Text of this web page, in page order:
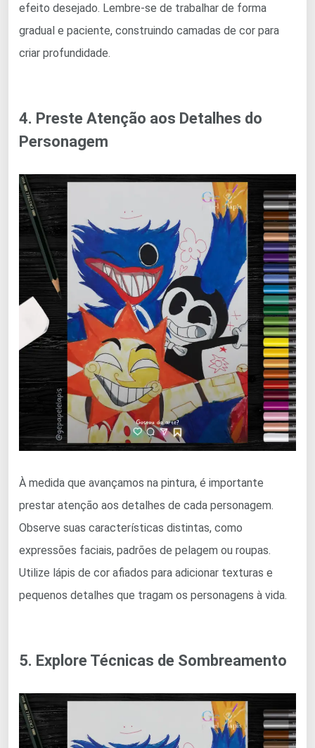
efeito desejado. Lembre-se de trabalhar de forma
gradual e paciente, construindo camadas de cor para
criar profundidade.
4. Preste Atenção aos Detalhes do
Personagem
À medida que avançamos na pintura, é importante
prestar atenção aos detalhes de cada personagem.
Observe suas características distintas, como
expressões faciais, padrões de pelagem ou roupas.
Utilize lápis de cor afiados para adicionar texturas e
pequenos detalhes que tragam os personagens à vida.
5. Explore Técnicas de Sombreamento